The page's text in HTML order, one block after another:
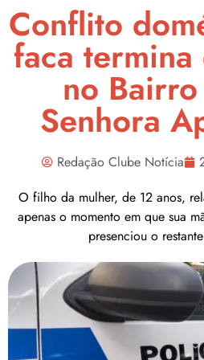
Conflito
faca
no
Senhora
Redação Clube Notícia
O filho da mulher, de 12 anos,
apenas o momento em que sua
presenciou o